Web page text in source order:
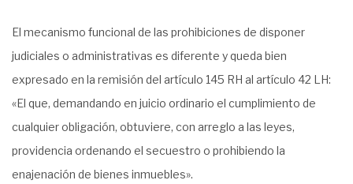
El mecanismo funcional de las prohibiciones de disponer
judiciales o administrativas es diferente y queda bien
expresado en la remisión del artículo 145 RH al artículo 42 LH:
«El que, demandando en juicio ordinario el cumplimiento de
cualquier obligación, obtuviere, con arreglo a las leyes,
providencia ordenando el secuestro o prohibiendo la
enajenación de bienes inmuebles».